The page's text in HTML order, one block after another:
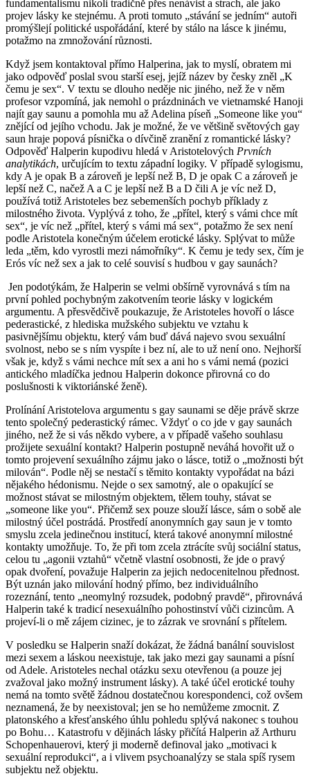
fundamentalismu nikoli tradičně přes nenávist a strach, ale jako
projev lásky ke stejnému. A proti tomuto „stávání se jedním“ autoři
promýšlejí politické uspořádání, které by stálo na lásce k jinému,
potažmo na zmnožování různosti.
Když jsem kontaktoval přímo Halperina, jak to myslí, obratem mi
jako odpověď poslal svou starší esej, jejíž název by česky zněl „K
čemu je sex“. V textu se dlouho neděje nic jiného, než že v něm
profesor vzpomíná, jak nemohl o prázdninách ve vietnamské Hanoji
najít gay saunu a pomohla mu až Adelina píseň „Someone like you“
znějící od jejího vchodu. Jak je možné, že ve většině světových gay
saun hraje popová písnička o dívčině zranění z romantické lásky?
Odpověď Halperin kupodivu hledá v Aristotelových Prvních
analytikách, určujícím to textu západní logiky. V případě sylogismu,
kdy A je opak B a zároveň je lepší než B, D je opak C a zároveň je
lepší než C, načež A a C je lepší než B a D čili A je víc než D,
používá totiž Aristoteles bez sebemenších pochyb příklady z
milostného života. Vyplývá z toho, že „přítel, který s vámi chce mít
sex“, je víc než „přítel, který s vámi má sex“, potažmo že sex není
podle Aristotela konečným účelem erotické lásky. Splývat to může
leda „těm, kdo vyrostli mezi námořníky“. K čemu je tedy sex, čím je
Erós víc než sex a jak to celé souvisí s hudbou v gay saunách?
Jen podotýkám, že Halperin se velmi obšírně vyrovnává s tím na
první pohled pochybným zakotvením teorie lásky v logickém
argumentu. A přesvědčivě poukazuje, že Aristoteles hovoří o lásce
pederastické, z hlediska mužského subjektu ve vztahu k
pasivnějšímu objektu, který vám buď dává najevo svou sexuální
svolnost, nebo se s ním vyspíte i bez ní, ale to už není ono. Nejhorší
však je, když s vámi nechce mít sex a ani ho s vámi nemá (pozici
antického mladíčka jednou Halperin dokonce přirovná co do
poslušnosti k viktoriánské ženě).
Prolínání Aristotelova argumentu s gay saunami se děje právě skrze
tento společný pederastický rámec. Vždyť o co jde v gay saunách
jiného, než že si vás někdo vybere, a v případě vašeho souhlasu
prožijete sexuální kontakt? Halperin postupně neváhá hovořit už o
tomto projevení sexuálního zájmu jako o lásce, totiž o „možnosti být
milován“. Podle něj se nestačí s těmito kontakty vypořádat na bázi
nějakého hédonismu. Nejde o sex samotný, ale o opakující se
možnost stávat se milostným objektem, tělem touhy, stávat se
„someone like you“. Přičemž sex pouze slouží lásce, sám o sobě ale
milostný účel postrádá. Prostředí anonymních gay saun je v tomto
smyslu zcela jedinečnou institucí, která takové anonymní milostné
kontakty umožňuje. To, že při tom zcela ztrácíte svůj sociální status,
celou tu „agonii vztahů“ včetně vlastní osobnosti, že jde o pravý
opak dvoření, považuje Halperin za jejich nedocenitelnou přednost.
Být uznán jako milování hodný přímo, bez individuálního
rozeznání, tento „neomylný rozsudek, podobný pravdě“, přirovnává
Halperin také k tradicí nesexuálního pohostinství vůči cizincům. A
projeví-li o mě zájem cizinec, je to zázrak ve srovnání s přítelem.
V posledku se Halperin snaží dokázat, že žádná banální souvislost
mezi sexem a láskou neexistuje, tak jako mezi gay saunami a písní
od Adele. Aristoteles nechal otázku sexu otevřenou (a pouze jej
zvažoval jako možný instrument lásky). A také účel erotické touhy
nemá na tomto světě žádnou dostatečnou korespondenci, což ovšem
neznamená, že by neexistoval; jen se ho nemůžeme zmocnit. Z
platonského a křesťanského úhlu pohledu splývá nakonec s touhou
po Bohu… Katastrofu v dějinách lásky přičítá Halperin až Arthuru
Schopenhauerovi, který ji moderně definoval jako „motivaci k
sexuální reprodukci“, a i vlivem psychoanalýzy se stala spíš rysem
subjektu než objektu.